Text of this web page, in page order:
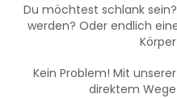
Du möchtest schlank
werden? Oder endlich
Kein Problem! Mit
direktem